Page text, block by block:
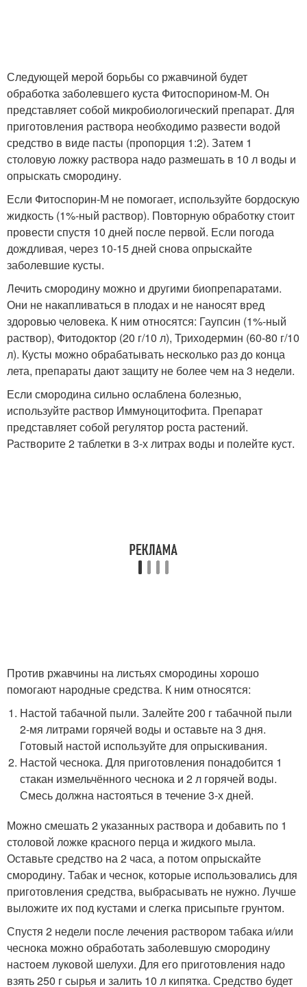
Следующей мерой борьбы со ржавчиной будет
обработка заболевшего куста Фитоспорином-М. Он
представляет собой микробиологический препарат. Для
приготовления раствора необходимо развести водой
средство в виде пасты (пропорция 1:2). Затем 1
столовую ложку раствора надо размешать в 10 л воды и
опрыскать смородину.
Если Фитоспорин-М не помогает, используйте бордоскую
жидкость (1%-ный раствор). Повторную обработку стоит
провести спустя 10 дней после первой. Если погода
дождливая, через 10-15 дней снова опрыскайте
заболевшие кусты.
Лечить смородину можно и другими биопрепаратами.
Они не накапливаться в плодах и не наносят вред
здоровью человека. К ним относятся: Гаупсин (1%-ный
раствор), Фитодоктор (20 г/10 л), Триходермин (60-80 г/10
л). Кусты можно обрабатывать несколько раз до конца
лета, препараты дают защиту не более чем на 3 недели.
Если смородина сильно ослаблена болезнью,
используйте раствор Иммуноцитофита. Препарат
представляет собой регулятор роста растений.
Растворите 2 таблетки в 3-х литрах воды и полейте куст.
Против ржавчины на листьях смородины хорошо
помогают народные средства. К ним относятся:
Настой табачной пыли. Залейте 200 г табачной пыли
2-мя литрами горячей воды и оставьте на 3 дня.
Готовый настой используйте для опрыскивания.
Настой чеснока. Для приготовления понадобится 1
стакан измельчённого чеснока и 2 л горячей воды.
Смесь должна настояться в течение 3-х дней.
Можно смешать 2 указанных раствора и добавить по 1
столовой ложке красного перца и жидкого мыла.
Оставьте средство на 2 часа, а потом опрыскайте
смородину. Табак и чеснок, которые использовались для
приготовления средства, выбрасывать не нужно. Лучше
выложите их под кустами и слегка присыпьте грунтом.
Спустя 2 недели после лечения раствором табака и/или
чеснока можно обработать заболевшую смородину
настоем луковой шелухи. Для его приготовления надо
взять 250 г сырья и залить 10 л кипятка. Средство будет